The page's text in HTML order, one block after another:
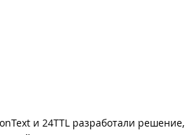
и 24TTL разработали решение,